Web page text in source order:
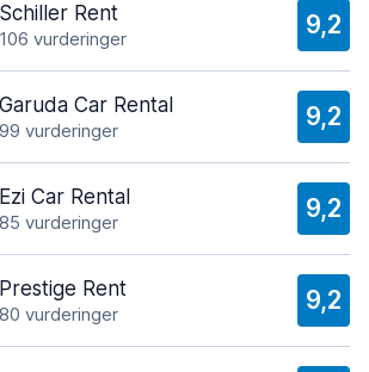
Schiller Rent
106 vurderinger 9,2
Garuda Car Rental
99 vurderinger 9,2
Ezi Car Rental
85 vurderinger 9,2
Prestige Rent
80 vurderinger 9,2